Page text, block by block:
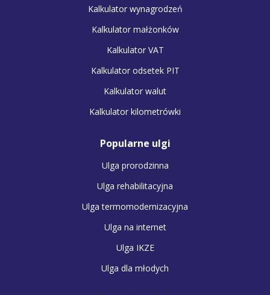
Kalkulator wynagrodzeń
Kalkulator małżonków
Kalkulator VAT
Kalkulator odsetek PIT
Kalkulator walut
Kalkulator kilometrówki
Popularne ulgi
Ulga prorodzinna
Ulga rehabilitacyjna
Ulga termomodernizacyjna
Ulga na internet
Ulga IKZE
Ulga dla młodych